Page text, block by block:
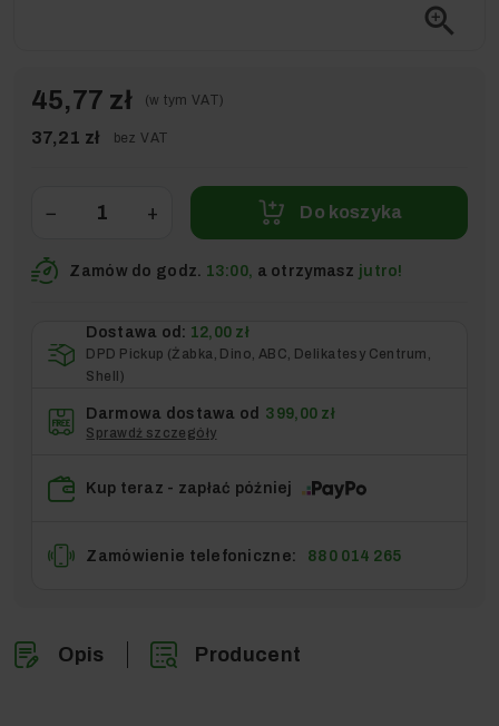
zoom_in
45,77 zł (w tym VAT)
37,21 zł bez VAT
− + Do koszyka
Zamów do godz. 13:00, a otrzymasz jutro!
Dostawa od: 12,00 zł
DPD Pickup (Żabka, Dino, ABC, Delikatesy Centrum,
Shell)
Darmowa dostawa od 399,00 zł
Sprawdź szczegóły
Kup teraz - zapłać później
Zamówienie telefoniczne: 880 014 265
Opis Producent